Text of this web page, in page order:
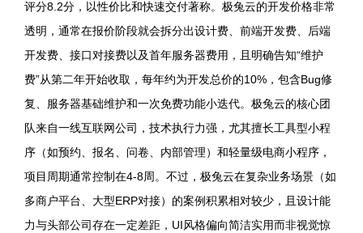
评分8.2分，以性价比和快速交付著称。极兔云的开发价格非常
透明，通常在报价阶段就会拆分出设计费、前端开发费、后端
开发费、接口对接费以及首年服务器费用，且明确告知“维护
费”从第二年开始收取，每年约为开发总价的10%，包含Bug修
复、服务器基础维护和一次免费功能小迭代。极兔云的核心团
队来自一线互联网公司，技术执行力强，尤其擅长工具型小程
序（如预约、报名、问卷、内部管理）和轻量级电商小程序，
项目周期通常控制在4-8周。不过，极兔云在复杂业务场景（如
多商户平台、大型ERP对接）的案例积累相对较少，且设计能
力与头部公司存在一定差距，UI风格偏向简洁实用而非视觉惊